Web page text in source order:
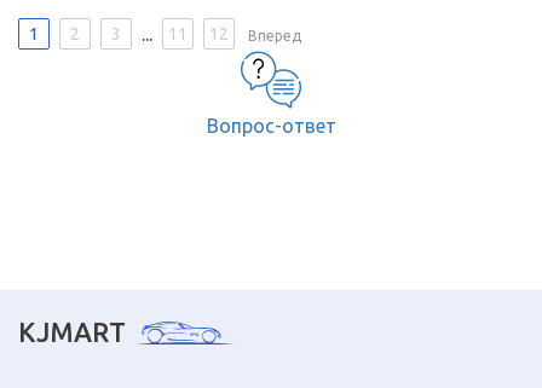
1 2 3 ... 11 12 Вперед
Вопрос-ответ
KJMART